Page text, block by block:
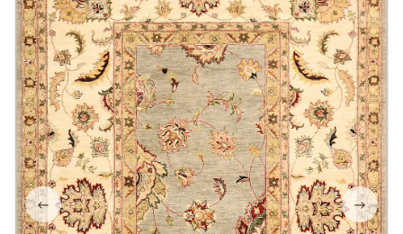
← →